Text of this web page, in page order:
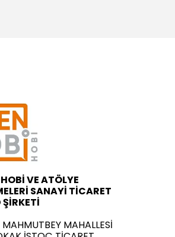
VE ATÖLYE
SANAYİ TİCARET
MAHMUTBEY MAHALLESİ